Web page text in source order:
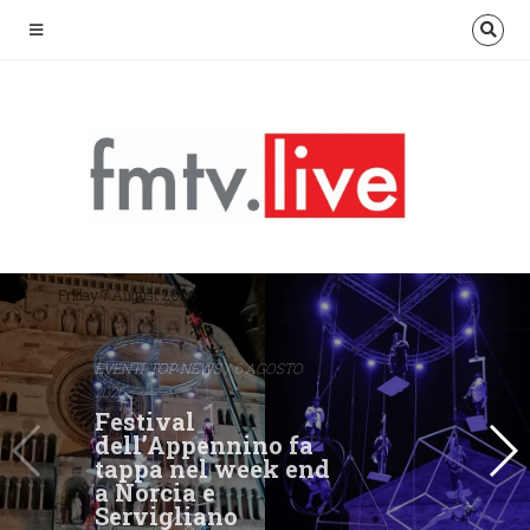
Friday 7 August 2026
EVENTI,TOP NEWS/ 6 AGOSTO
2026
Festival
dell’Appennino fa
tappa nel week end
a Norcia e
Servigliano